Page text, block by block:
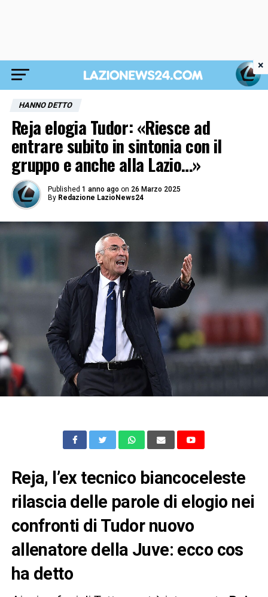
HANNO DETTO
Reja elogia Tudor: «Riesce ad
entrare subito in sintonia con il
gruppo e anche alla Lazio…»
Published 1 anno ago on 26 Marzo 2025
By Redazione LazioNews24
Reja, l’ex tecnico biancoceleste
rilascia delle parole di elogio nei
confronti di Tudor nuovo
allenatore della Juve: ecco cos
ha detto
×